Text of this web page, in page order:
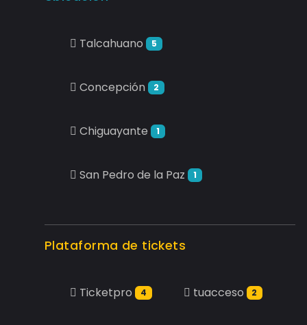
Talcahuano 5
Concepción 2
Chiguayante 1
San Pedro de la Paz 1
Plataforma de tickets
Ticketpro 4 tuacceso 2